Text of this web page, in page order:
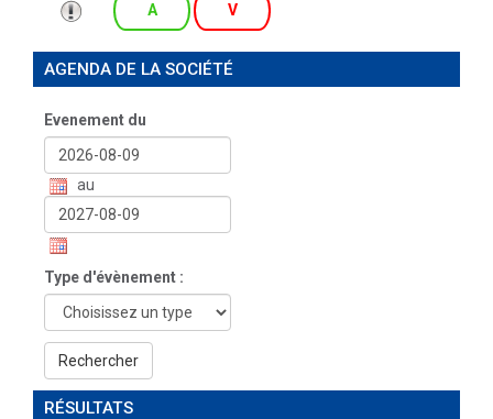
A V
AGENDA DE LA SOCIÉTÉ
Evenement du
au
Type d'évènement :
Rechercher
RÉSULTATS